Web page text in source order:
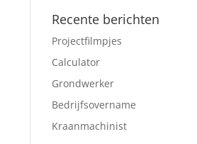
Recente berichten
Projectfilmpjes
Calculator
Grondwerker
Bedrijfsovername
Kraanmachinist